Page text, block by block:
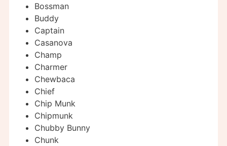
Bossman
Buddy
Captain
Casanova
Champ
Charmer
Chewbaca
Chief
Chip Munk
Chipmunk
Chubby Bunny
Chunk